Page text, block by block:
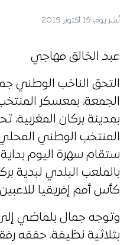
نُشر يوم: 19 أكتوبر 2019
عبد الخالق مهاجي
التحق الناخب الوطني
الجمعة، بمعسكر
بمدينة بركان المغربية،
المنتخب الوطني
بالملعب البلدي لبدية
كأس أمم إفريقيا للاعبين
وتوجه جمال بلماضي إلى
بثلاثية نظيفة، حققه